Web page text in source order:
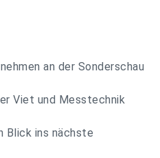
an der Sonderschau
Viet und Messtechnik
Blick ins nächste